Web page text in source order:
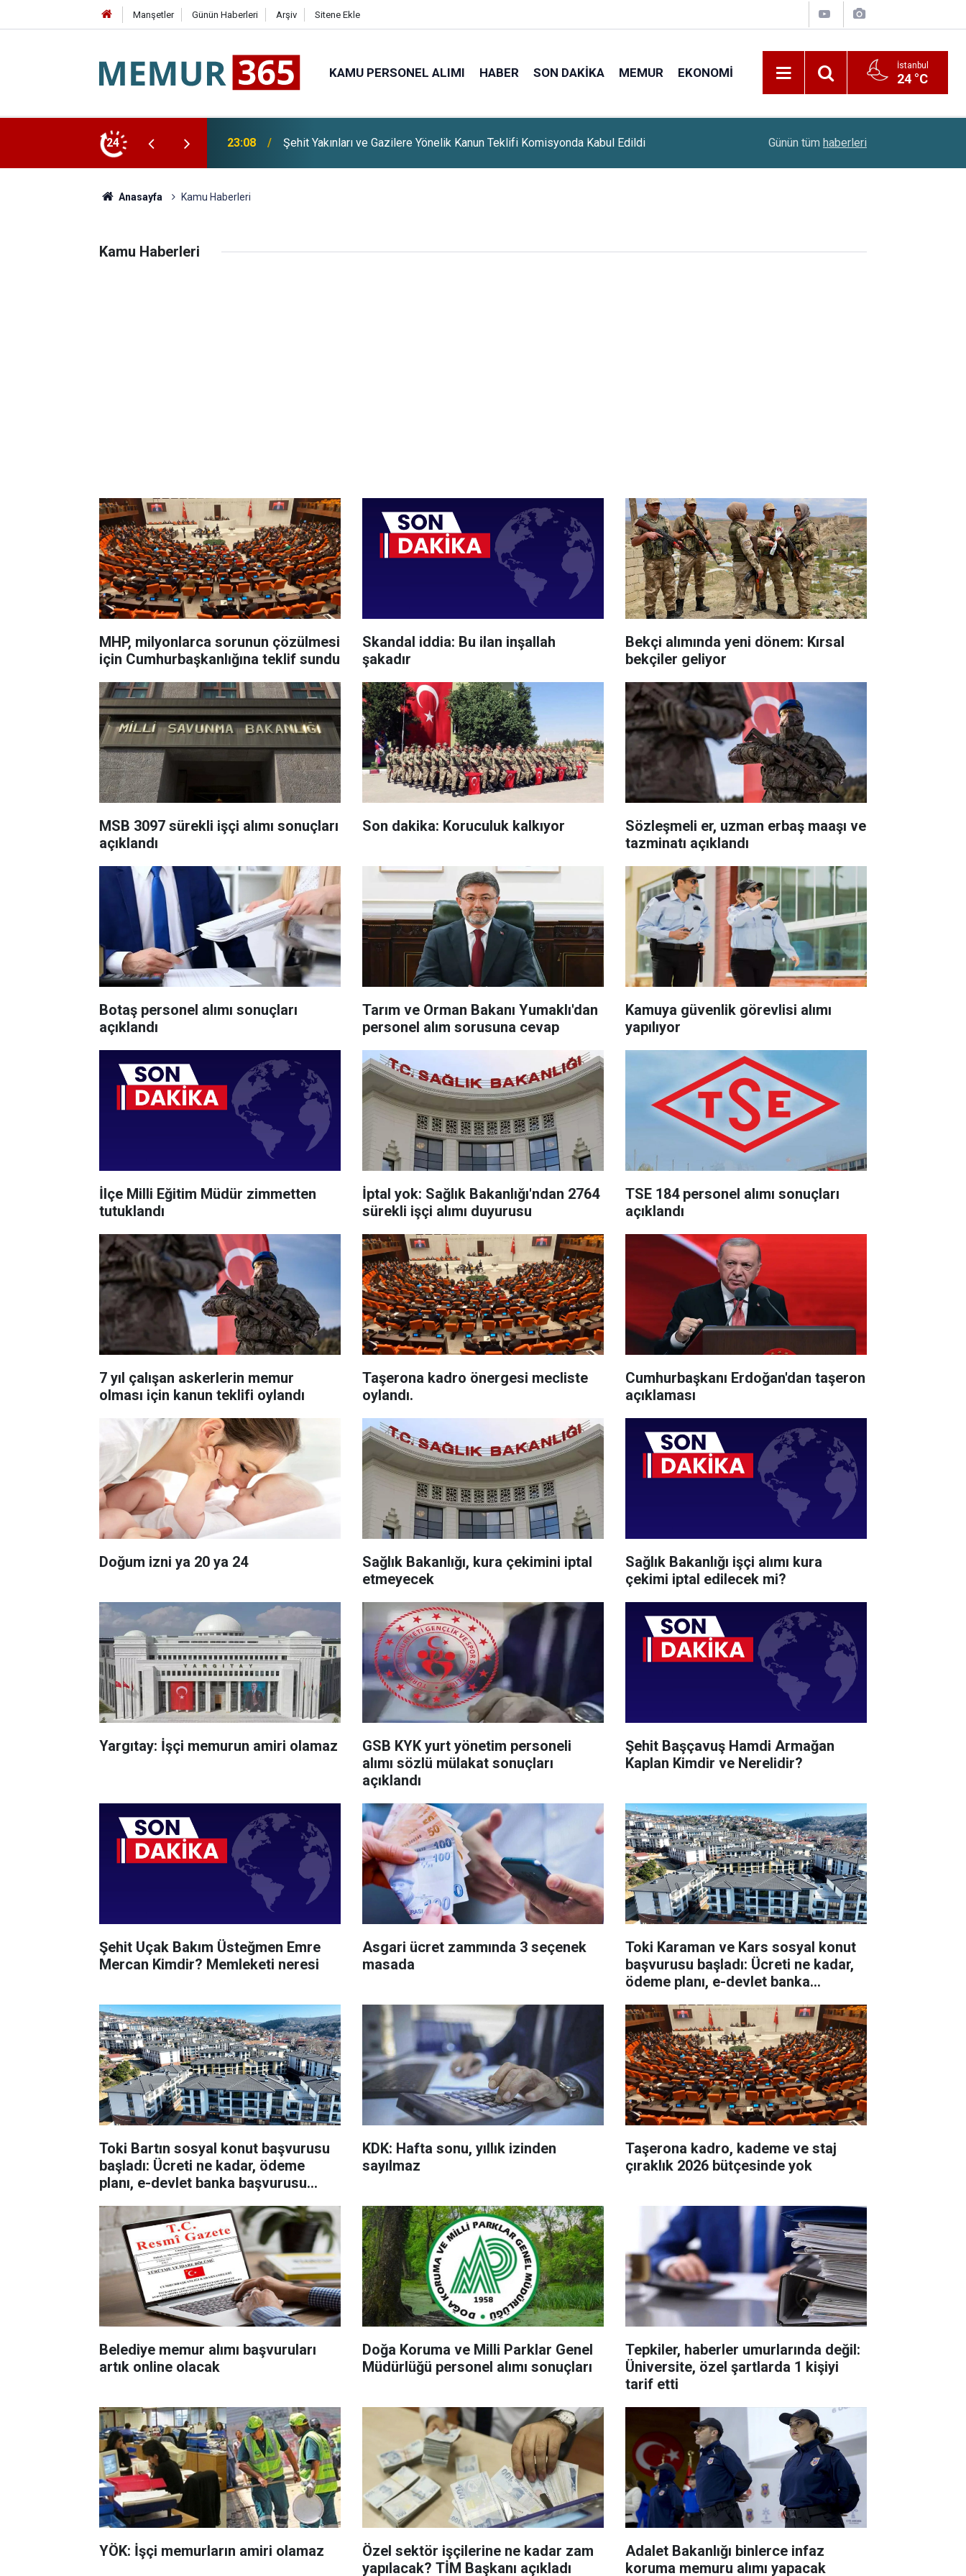
Manşetler Günün Haberleri Arşiv Sitene Ekle
KAMU PERSONEL ALIMI HABER SON DAKIKA MEMUR EKONOMI İstanbul
24 °C
24
Kanun Teklifi Komisyonda Kabul Edildi 22:26 Üsküdar'da Bazı Yollar 5-7 Ağustos Tarihlerinde Trafiğe Kapatılacak Altın Fiyatları 5,5 Ayın Rekorunu Kırdı
Günün tüm haberleri
Anasayfa Kamu Haberleri
Kamu Haberleri
MHP, milyonlarca sorunun çözülmesi
için Cumhurbaşkanlığına teklif sundu
Skandal iddia: Bu ilan inşallah
şakadır
Bekçi alımında yeni dönem: Kırsal
bekçiler geliyor
MSB 3097 sürekli işçi alımı sonuçları
açıklandı
Son dakika: Koruculuk kalkıyor
Sözleşmeli er, uzman erbaş maaşı ve
tazminatı açıklandı
Botaş personel alımı sonuçları
açıklandı
Tarım ve Orman Bakanı Yumaklı'dan
personel alım sorusuna cevap
Kamuya güvenlik görevlisi alımı
yapılıyor
İlçe Milli Eğitim Müdür zimmetten
tutuklandı
İptal yok: Sağlık Bakanlığı'ndan 2764
sürekli işçi alımı duyurusu
TSE 184 personel alımı sonuçları
açıklandı
7 yıl çalışan askerlerin memur
olması için kanun teklifi oylandı
Taşerona kadro önergesi mecliste
oylandı.
Cumhurbaşkanı Erdoğan'dan taşeron
açıklaması
Doğum izni ya 20 ya 24
Sağlık Bakanlığı, kura çekimini iptal
etmeyecek
Sağlık Bakanlığı işçi alımı kura
çekimi iptal edilecek mi?
Yargıtay: İşçi memurun amiri olamaz
GSB KYK yurt yönetim personeli
alımı sözlü mülakat sonuçları
açıklandı
Şehit Başçavuş Hamdi Armağan
Kaplan Kimdir ve Nerelidir?
Şehit Uçak Bakım Üsteğmen Emre
Mercan Kimdir? Memleketi neresi
Asgari ücret zammında 3 seçenek
masada
Toki Karaman ve Kars sosyal konut
başvurusu başladı: Ücreti ne kadar,
ödeme planı, e-devlet banka
Toki Bartın sosyal konut başvurusu
başladı: Ücreti ne kadar, ödeme
planı, e-devlet banka başvurusu
KDK: Hafta sonu, yıllık izinden
sayılmaz
Taşerona kadro, kademe ve staj
çıraklık 2026 bütçesinde yok
Belediye memur alımı başvuruları
artık online olacak
Doğa Koruma ve Milli Parklar Genel
Müdürlüğü personel alımı sonuçları
Tepkiler, haberler umurlarında değil:
Üniversite, özel şartlarda 1 kişiyi
tarif etti
YÖK: İşçi memurların amiri olamaz
Özel sektör işçilerine ne kadar zam
yapılacak? TİM Başkanı açıkladı
Adalet Bakanlığı binlerce infaz
koruma memuru alımı yapacak